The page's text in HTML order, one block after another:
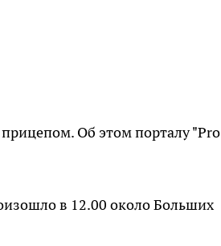
Об этом порталу "Pro
в 12.00 около Больших